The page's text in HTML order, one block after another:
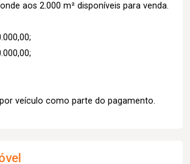
aos 2.000 m² disponíveis para venda.
veículo como parte do pagamento.